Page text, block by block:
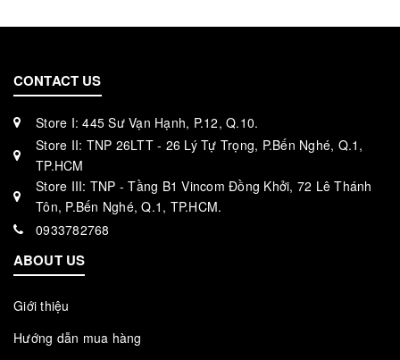
CONTACT US
Store I: 445 Sư Vạn Hạnh, P.12, Q.10.
Store II: TNP 26LTT - 26 Lý Tự Trọng, P.Bến Nghé, Q.1,
TP.HCM
Store III: TNP - Tầng B1 Vincom Đồng Khởi, 72 Lê Thánh
Tôn, P.Bến Nghé, Q.1, TP.HCM.
0933782768
ABOUT US
Giới thiệu
Hướng dẫn mua hàng